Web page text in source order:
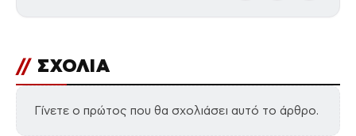
// ΣΧΟΛΙΑ
Γίνετε ο πρώτος που θα σχολιάσει αυτό το άρθρο.